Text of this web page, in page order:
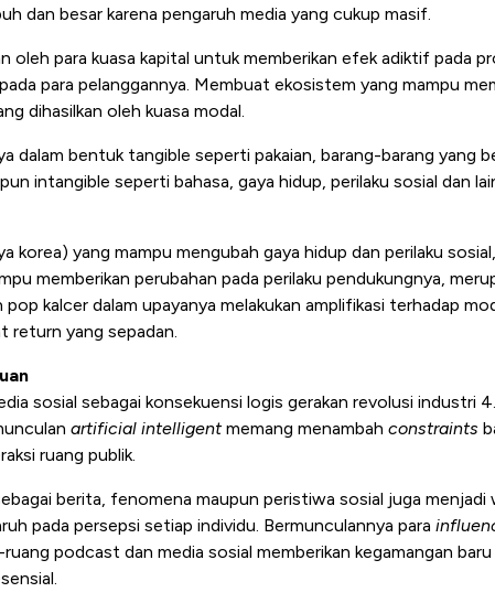
dan besar karena pengaruh media yang cukup masif.
oleh para kuasa kapital untuk memberikan efek adiktif pada
para pelanggannya. Membuat ekosistem yang mampu
dihasilkan oleh kuasa modal.
dalam bentuk tangible seperti pakaian, barang-barang yang
intangible seperti bahasa, gaya hidup, perilaku sosial dan
korea) yang mampu mengubah gaya hidup dan perilaku
memberikan perubahan pada perilaku pendukungnya,
kalcer dalam upayanya melakukan amplifikasi terhadap
return yang sepadan.
sosial sebagai konsekuensi logis gerakan revolusi industri
artificial intelligentmemang menambah constraints
ruang publik.
berita, fenomena maupun peristiwa sosial juga menjadi
pada persepsi setiap individu. Bermunculannya para
podcast dan media sosial memberikan kegamangan baru